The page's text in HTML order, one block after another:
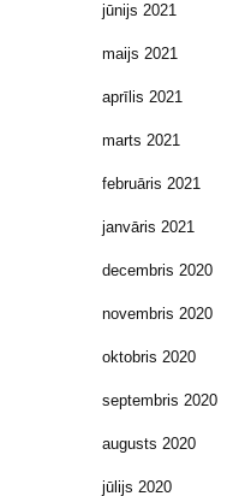
jūnijs 2021
maijs 2021
aprīlis 2021
marts 2021
februāris 2021
janvāris 2021
decembris 2020
novembris 2020
oktobris 2020
septembris 2020
augusts 2020
jūlijs 2020